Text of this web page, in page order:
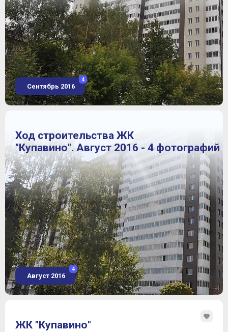
Сентябрь 2016
4
Ход строительства ЖК
"Купавино". Август 2016 - 4 фотографий
Август 2016
4
ЖК "Купавино"